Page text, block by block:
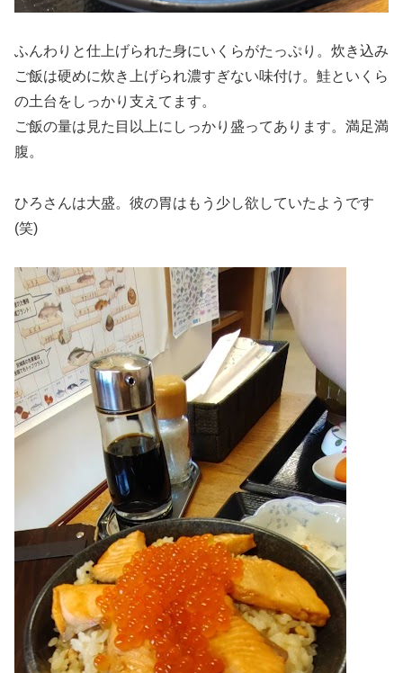
ふんわりと仕上げられた身にいくらがたっぷり。炊き込み
ご飯は硬めに炊き上げられ濃すぎない味付け。鮭といくら
の土台をしっかり支えてます。
ご飯の量は見た目以上にしっかり盛ってあります。満足満
腹。
ひろさんは大盛。彼の胃はもう少し欲していたようです
(笑)